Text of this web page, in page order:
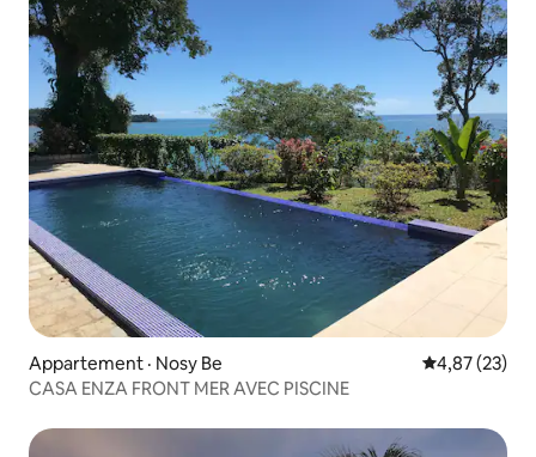
Appartement · Nosy Be Note
4,87 (23)
CASA ENZA FRONT MER AVEC PISCINE